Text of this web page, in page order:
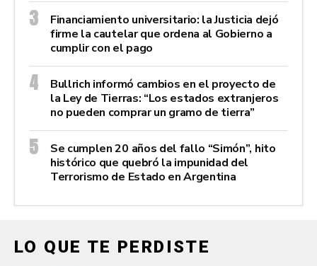
Financiamiento universitario: la Justicia dejó
firme la cautelar que ordena al Gobierno a
cumplir con el pago
Bullrich informó cambios en el proyecto de
la Ley de Tierras: “Los estados extranjeros
no pueden comprar un gramo de tierra”
Se cumplen 20 años del fallo “Simón”, hito
histórico que quebró la impunidad del
Terrorismo de Estado en Argentina
LO QUE TE PERDISTE